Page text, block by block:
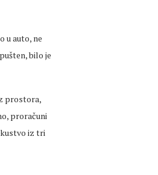
u auto, ne
bilo je
prostora,
proračuni
iz tri